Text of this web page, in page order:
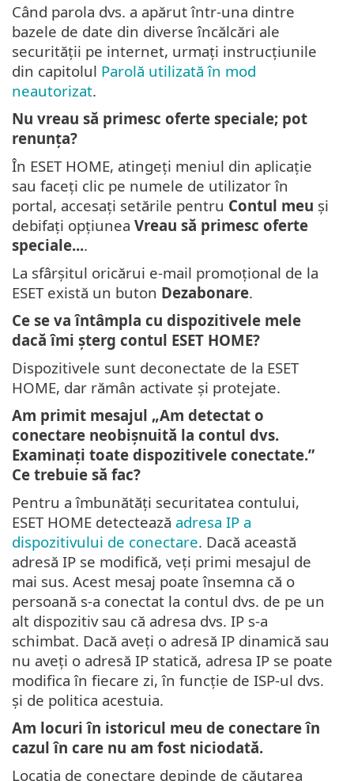
Când parola dvs. a apărut într-una dintre
bazele de date din diverse încălcări ale
securității pe internet, urmați instrucțiunile
din capitolul Parolă utilizată în mod
neautorizat.
Nu vreau să primesc oferte speciale; pot
renunța?
În ESET HOME, atingeți meniul din aplicație
sau faceți clic pe numele de utilizator în
portal, accesați setările pentru Contul meu și
debifați opțiunea Vreau să primesc oferte
speciale....
La sfârșitul oricărui e-mail promoțional de la
ESET există un buton Dezabonare.
Ce se va întâmpla cu dispozitivele mele
dacă îmi șterg contul ESET HOME?
Dispozitivele sunt deconectate de la ESET
HOME, dar rămân activate și protejate.
Am primit mesajul „Am detectat o
conectare neobișnuită la contul dvs.
Examinați toate dispozitivele conectate.”
Ce trebuie să fac?
Pentru a îmbunătăți securitatea contului,
ESET HOME detectează adresa IP a
dispozitivului de conectare. Dacă această
adresă IP se modifică, veți primi mesajul de
mai sus. Acest mesaj poate însemna că o
persoană s-a conectat la contul dvs. de pe un
alt dispozitiv sau că adresa dvs. IP s-a
schimbat. Dacă aveți o adresă IP dinamică sau
nu aveți o adresă IP statică, adresa IP se poate
modifica în fiecare zi, în funcție de ISP-ul dvs.
și de politica acestuia.
Am locuri în istoricul meu de conectare în
cazul în care nu am fost niciodată.
Locația de conectare depinde de căutarea